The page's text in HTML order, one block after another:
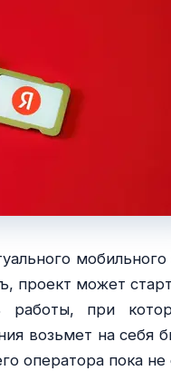
проект может
при
возьмет на себя
оператора пока не